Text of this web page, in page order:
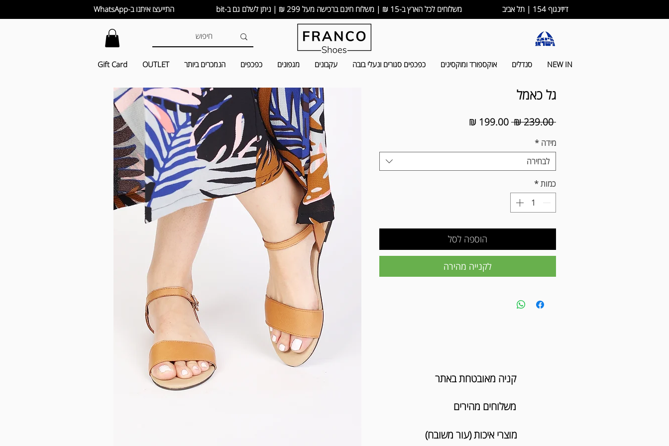
התייעצו איתנו ב-WhatsApp משלוחים לכל הארץ ב-15 ₪ | משלוח חינם ברכישה מעל 299 ₪ | ניתן לשלם גם ב-bit דיזינגוף 154 | תל אביב
NEW IN סנדלים אוקספורד ומוקסינים כפכפים סגורים ונעלי בובה עקבונים מגפונים כפכפים הנמכרים ביותר OUTLET
Gift Card
גל כאמל
‏239.00 ‏₪
מחיר
מידה *
לבחירה
כמות*
הוספה לסל
לקנייה מהירה
קניה מאובטחת באתר
משלוחים מהירים
מוצרי איכות (עור משובח)